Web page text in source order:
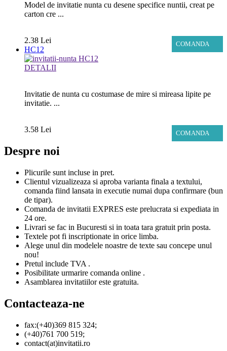
Model de invitatie nunta cu desene specifice nuntii, creat pe
carton cre ...
COMANDA
2.38 Lei
HC12
DETALII
Invitatie de nunta cu costumase de mire si mireasa lipite pe
invitatie. ...
COMANDA
3.58 Lei
Despre noi
Plicurile sunt incluse in pret.
Clientul vizualizeaza si aproba varianta finala a textului,
comanda fiind lansata in executie numai dupa confirmare (bun
de tipar).
Comanda de invitatii EXPRES este prelucrata si expediata in
24 ore.
Livrari se fac in Bucuresti si in toata tara gratuit prin posta.
Textele pot fi inscriptionate in orice limba.
Alege unul din modelele noastre de texte sau concepe unul
nou!
Pretul include TVA .
Posibilitate urmarire comanda online .
Asamblarea invitatiilor este gratuita.
Contacteaza-ne
fax:(+40)369 815 324;
(+40)761 700 519;
contact(at)invitatii.ro